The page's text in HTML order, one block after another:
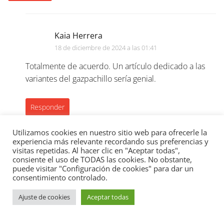
Kaia Herrera
18 de diciembre de 2024 a las 01:41
Totalmente de acuerdo. Un artículo dedicado a las
variantes del gazpachillo sería genial.
Responder
Sasha Nogales
17 de diciembre de 2024 a las 14:36
¿Alguien ha probado hacer el gazpachillo turolense con
ingredientes alternativos? ¿Mantiene su sabor
Utilizamos cookies en nuestro sitio web para ofrecerle la
experiencia más relevante recordando sus preferencias y
visitas repetidas. Al hacer clic en "Aceptar todas",
consiente el uso de TODAS las cookies. No obstante,
puede visitar "Configuración de cookies" para dar un
consentimiento controlado.
Ajuste de cookies Aceptar todas